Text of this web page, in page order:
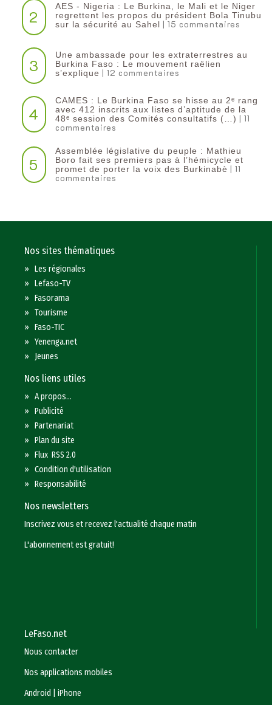
2
AES - Nigeria : Le Burkina, le Mali et le Niger
regrettent les propos du président Bola Tinubu
sur la sécurité au Sahel | 15 commentaires
3
Une ambassade pour les extraterrestres au
Burkina Faso : Le mouvement raëlien
s’explique | 12 commentaires
4
CAMES : Le Burkina Faso se hisse au 2ᵉ rang
avec 412 inscrits aux listes d’aptitude de la
48ᵉ session des Comités consultatifs (…) | 11
commentaires
5
Assemblée législative du peuple : Mathieu
Boro fait ses premiers pas à l’hémicycle et
promet de porter la voix des Burkinabè | 11
commentaires
Nos sites thématiques
»Les régionales
»Lefaso-TV
»Fasorama
»Tourisme
»Faso-TIC
»Yenenga.net
» Jeunes
Nos liens utiles
»A propos...
»Publicité
»Partenariat
»Plan du site
»Flux RSS 2.0
»Condition d'utilisation
»Responsabilité
Nos newsletters
Inscrivez vous et recevez l'actualité chaque matin
L'abonnement est gratuit!
LeFaso.net
Nous contacter
Nos applications mobiles
Android
|iPhone